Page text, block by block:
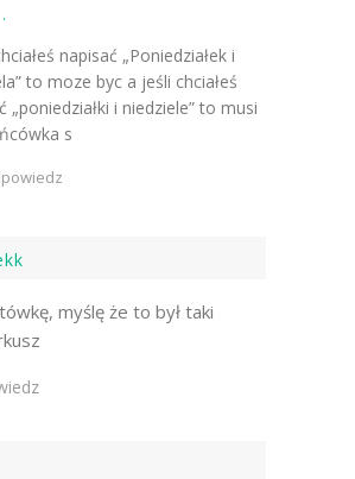
.
napisać „Poniedziałek i
to moze byc a jeśli chciałeś
„poniedziałki i niedziele” to musi
s
myślę że to był taki